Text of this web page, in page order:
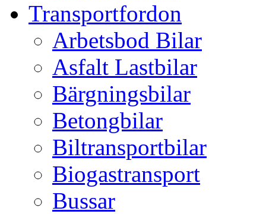
Transportfordon
Arbetsbod Bilar
Asfalt Lastbilar
Bärgningsbilar
Betongbilar
Biltransportbilar
Biogastransport
Bussar